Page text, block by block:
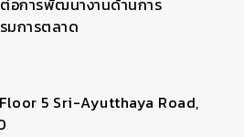
อการพัฒนางานด้านการ
มการตลาด
5 Sri-Ayutthaya Road,